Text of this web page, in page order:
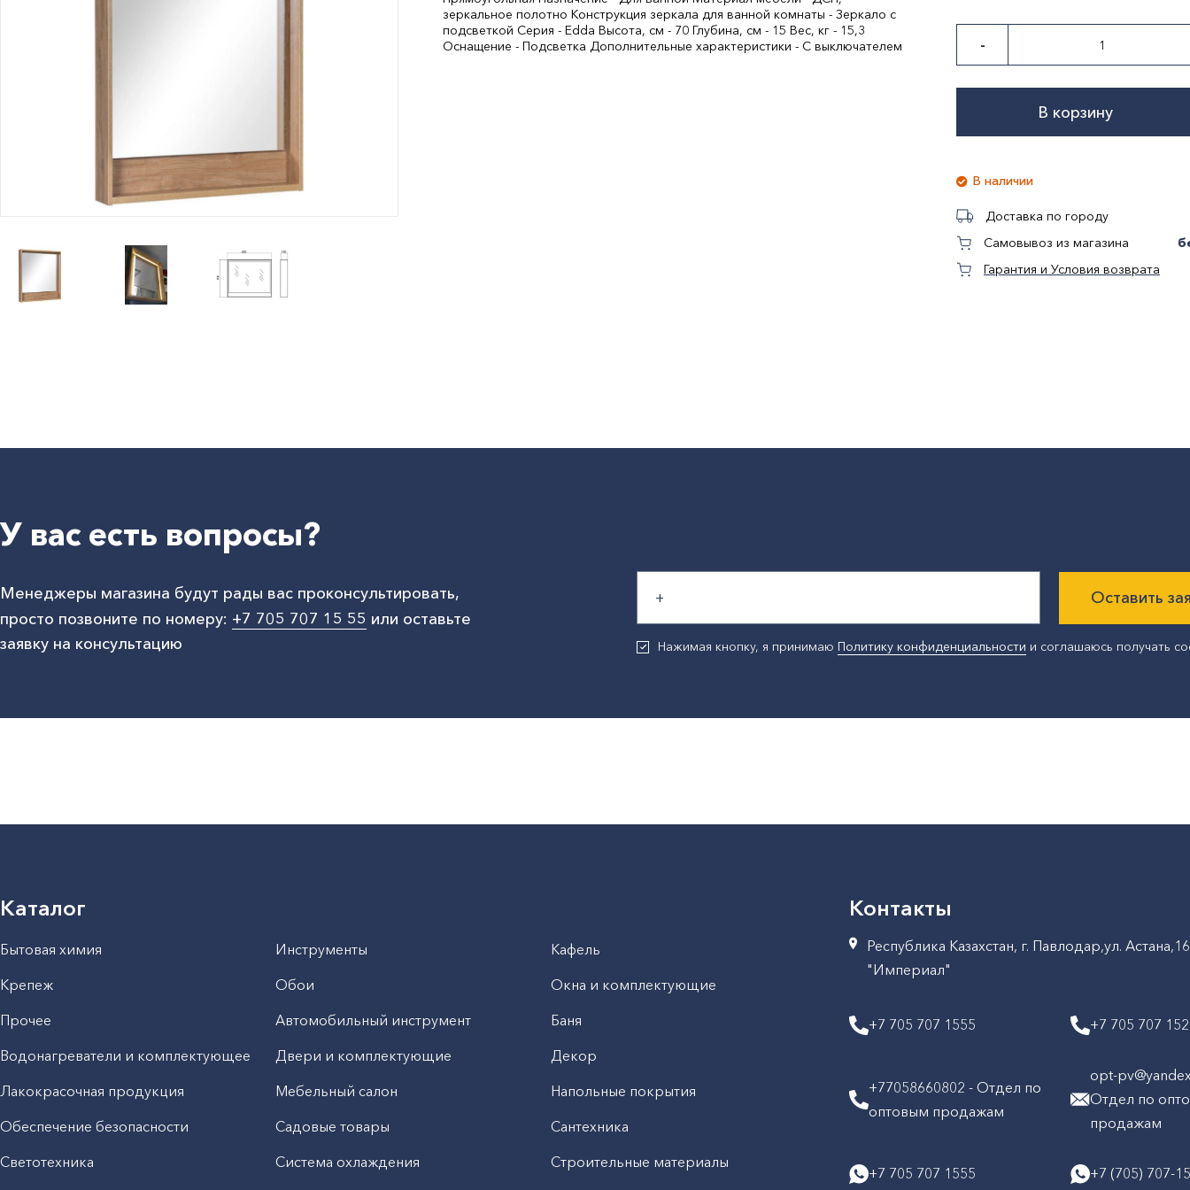
зеркальное полотно Конструкция зеркала для ванной комнаты - Зеркало с
подсветкой Серия - Edda Высота, см - 70 Глубина, см - 15 Вес, кг - 15,3
Оснащение - Подсветка Дополнительные характеристики - С выключателем
-
В корзину
В наличии
Доставка по городу
Самовывоз из магазина
Гарантия и Условия возврата
У вас есть вопросы?
Менеджеры магазина будут рады вас проконсультировать,
просто позвоните по номеру: +7 705 707 15 55 или оставьте
заявку на консультацию
Оставить
Нажимая кнопку, я принимаюПолитику конфиденциальности и соглашаюсь получать
Каталог
Бытовая химия Инструменты
Кафель
Крепеж
Обои
Окна и комплектующие
Прочее
Автомобильный инструмент
Баня
Водонагреватели и комплектующее
Двери и комплектующие
Декор
Лакокрасочная продукция
Мебельный салон
Напольные покрытия
Обеспечение безопасности
Садовые товары
Сантехника
Светотехника
Система охлаждения
Строительные материалы
Контакты
Республика Казахстан, г. Павлодар,ул.
"Империал"
+7 705 707 1555 +7 705 707
+77058660802 - Отдел по
оптовым продажам
opt-
Отдел по
продажам
+7 705 707 1555 +7 (705) 707-